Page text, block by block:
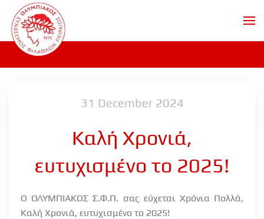
Skip to main content
31 December 2024
Καλή Χρονιά,
ευτυχισμένο το 2025!
Ο ΟΛΥΜΠΙΑΚΟΣ Σ.Φ.Π. σας εύχεται Χρόνια Πολλά,
Καλή Χρονιά, ευτυχισμένο το 2025!